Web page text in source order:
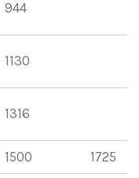
944
1130
1316
1500 1725